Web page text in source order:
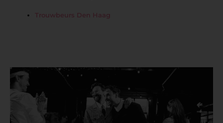
Trouwbeurs Den Haag